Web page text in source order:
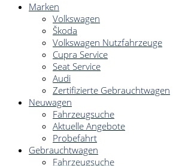
Marken
Volkswagen
Škoda
Volkswagen Nutzfahrzeuge
Cupra Service
Seat Service
Audi
Zertifizierte Gebrauchtwagen
Neuwagen
Fahrzeugsuche
Aktuelle Angebote
Probefahrt
Gebrauchtwagen
Fahrzeugsuche